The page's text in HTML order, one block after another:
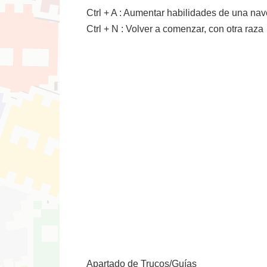
Ctrl + A : Aumentar habilidades de una
Ctrl + N : Volver a comenzar, con otra raza
Apartado de Trucos/Guías